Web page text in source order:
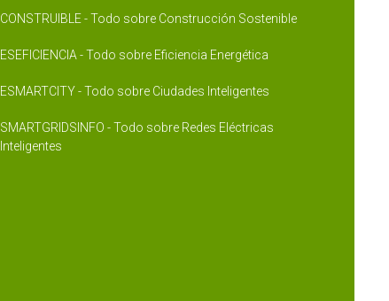
CONSTRUIBLE - Todo sobre Construcción Sostenible
ESEFICIENCIA - Todo sobre Eficiencia Energética
ESMARTCITY - Todo sobre Ciudades Inteligentes
SMARTGRIDSINFO - Todo sobre Redes Eléctricas
Inteligentes